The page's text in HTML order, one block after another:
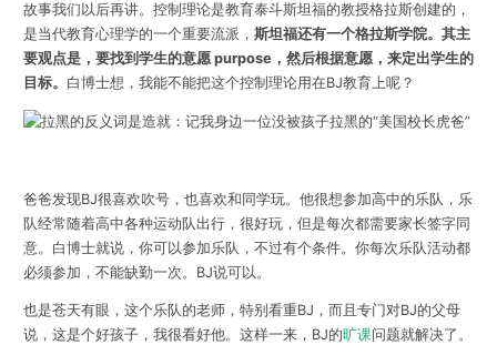
故事我们以后再讲。控制理论是教育泰斗斯坦福的教授格拉斯创建的，
是当代教育心理学的一个重要流派， 斯坦福还有一个格拉斯学院。其主
要观点是，要找到学生的意愿 purpose，然后根据意愿，来定出学生的
目标。 白博士想，我能不能把这个控制理论用在BJ教育上呢？
爸爸发现BJ很喜欢吹号，也喜欢和同学玩。他很想参加高中的乐队，乐
队经常随着高中各种运动队出行，很好玩，但是每次都需要家长签字同
意。白博士就说，你可以参加乐队，不过有个条件。你每次乐队活动都
必须参加，不能缺勤一次。BJ说可以。
也是苍天有眼，这个乐队的老师，特别看重BJ，而且专门对BJ的父母
说，这是个好孩子，我很看好他。这样一来，BJ的旷课问题就解决了。